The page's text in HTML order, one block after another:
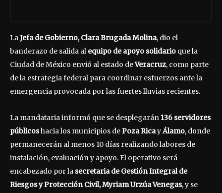
LaJefa de Gobierno, Clara Brugada Molina, dio el
banderazo de salida al equipo de apoyo solidario que la
Ciudad de México envió al estado deVeracruz, como parte
de la estrategia federal para coordinar esfuerzos ante la
emergencia provocada por las fuertes lluvias recientes.
La mandataria informó que se desplegarán 136 servidores
públicoshacia los municipios dePoza RicayÁlamo, donde
permanecerán al menos 10 días realizando labores de
instalación, evaluación y apoyo. El operativo será
encabezado por la secretaria de Gestión Integral de
Riesgos y Protección Civil, Myriam Urzúa Venegas, y se